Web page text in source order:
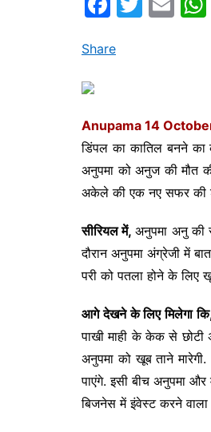
c
o
o
k
Share
Anupama 14
डिंपल का कातिल बनने का
अनुपमा को अनुज की मौत
अकेले की एक नए सफर
सीरियल में,अनुपमा अनु की
दौरान अनुपमा अंग्रेजी में
परी को पतला होने के लिए
आगे देखने के लिए मिलेगा
पाखी माही के केक से छोटी
अनुपमा को खूब ताने मारेगी.
पाएंगे. इसी बीच अनुपमा और
बिजनेस में इंवेस्ट करने वाला